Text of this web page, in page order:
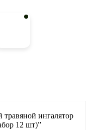
ингалятор
12 шт)”